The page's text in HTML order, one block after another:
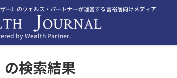
ー）のウェルス・パートナーが運営する富裕層向けメディア
by Wealth Partner.
の検索結果